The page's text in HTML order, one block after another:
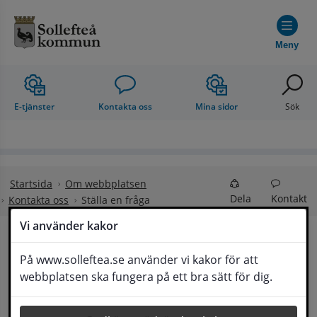
Vi använder kakor
På www.solleftea.se använder vi kakor för att
webbplatsen ska fungera på ett bra sätt för dig.
Meny
E-tjänster Kontakta oss Mina sidor Sök
Startsida
Om webbplatsen
Kontakta oss
Ställa en fråga Dela Kontakt
Ställa en fråga
Om din fråga är omfattande kan det bli aktuellt